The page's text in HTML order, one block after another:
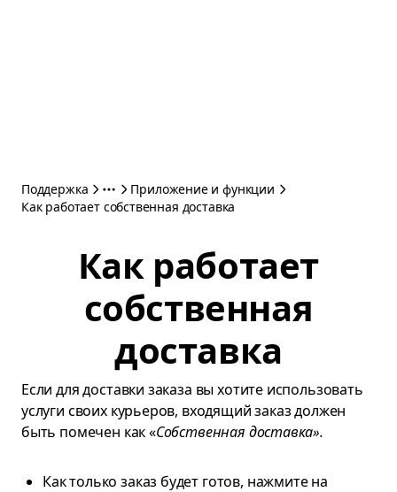
Поддержка
Приложение и функции
Как работает собственная доставка
Как работает
собственная
доставка
Если для доставки заказа вы хотите использовать
услуги своих курьеров, входящий заказ должен
быть помечен как «Собственная доставка».
Как только заказ будет готов, нажмите на